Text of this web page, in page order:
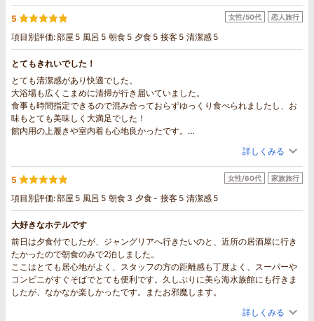
5
項目別評価:部屋 5 風呂 5 朝食 5 夕食 5 接客 5 清潔感 5
女性/50代 恋人旅行
とてもきれいでした！
とても清潔感があり快適でした。
大浴場も広くこまめに清掃が行き届いていました。
食事も時間指定できるので混み合っておらずゆっくり食べられましたし、お
味もとても美味しく大満足でした！
館内用の上履きや室内着も心地良かったです。
スタッフさんの対応も良かったので、また機会があれば利用したいです。
詳しくみる
5
項目別評価:部屋 5 風呂 5 朝食 3 夕食- 接客 5 清潔感 5
女性/60代 家族旅行
大好きなホテルです
前日は夕食付でしたが、ジャングリアへ行きたいのと、近所の居酒屋に行き
たかったので朝食のみで2泊しました。
ここはとても居心地がよく、スタッフの方の距離感も丁度よく、スーパーや
コンビニがすぐそばでとても便利です。久しぶりに美ら海水族館にも行きま
したが、なかなか楽しかったです。またお邪魔します。
詳しくみる